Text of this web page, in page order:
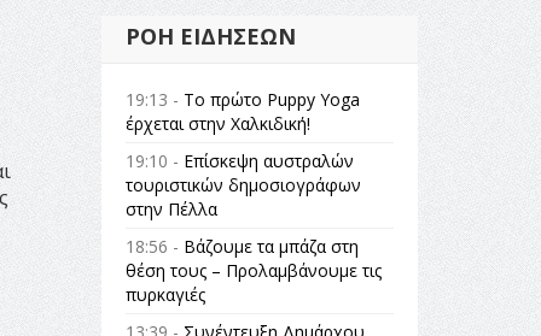
ΡΟΉ ΕΙΔΉΣΕΩΝ
19:13 - Το πρώτο Puppy Yoga
έρχεται στην Χαλκιδική!
19:10 - Επίσκεψη αυστραλών
τουριστικών δημοσιογράφων
στην Πέλλα
18:56 - Βάζουμε τα μπάζα στη
θέση τους – Προλαμβάνουμε τις
πυρκαγιές